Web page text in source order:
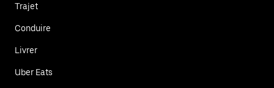
Trajet
Conduire
Livrer
Uber Eats